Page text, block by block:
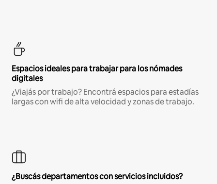
Espacios ideales para trabajar para los nómades
digitales
¿Viajás por trabajo? Encontrá espacios para estadías
largas con wifi de alta velocidad y zonas de trabajo.
¿Buscás departamentos con servicios incluidos?